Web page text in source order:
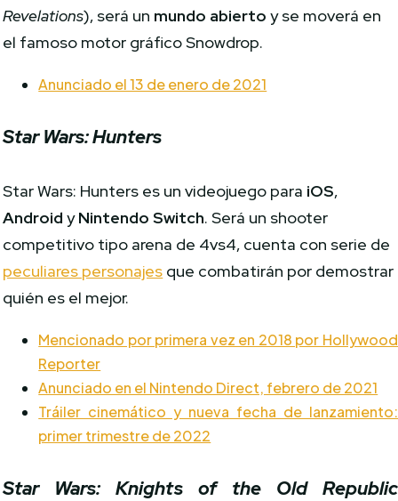
Revelations), será un mundo abierto y se moverá en
el famoso motor gráfico Snowdrop.
Anunciado el 13 de enero de 2021
Star Wars: Hunters
Star Wars: Hunters es un videojuego para iOS,
Android yNintendo Switch. Será un shooter
competitivo tipo arena de 4vs4, cuenta con serie de
peculiares personajes que combatirán por demostrar
quién es el mejor.
Mencionado por primera vez en 2018 por Hollywood
Reporter
Anunciado en el Nintendo Direct, febrero de 2021
Tráiler cinemático y nueva fecha de lanzamiento:
primer trimestre de 2022
Star Wars: Knights of the Old Republic